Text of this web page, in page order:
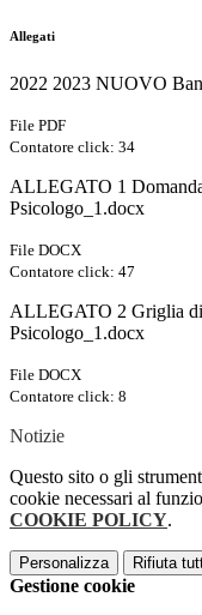
Allegati
2022 2023 NUOVO
File PDF
Contatore click: 34
ALLEGATO 1
Psicologo_1.docx
File DOCX
Contatore click: 47
ALLEGATO 2 Griglia di
Psicologo_1.docx
File DOCX
Contatore click: 8
Notizie
Questo sito o gli
cookie necessari al
COOKIE POLICY.
Personalizza Rifiuta
Gestione cookie